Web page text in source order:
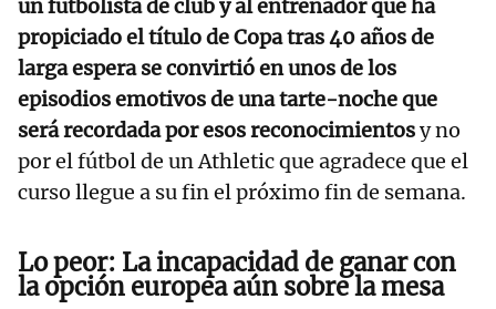
un futbolista de club y al entrenador que ha
propiciado el título de Copa tras 40 años de
larga espera se convirtió en unos de los
episodios emotivos de una tarte-noche que
será recordada por esos reconocimientosy no
por el fútbol de un Athletic que agradece que el
curso llegue a su fin el próximo fin de semana.
Lo peor: La incapacidad de ganar con
la opción europea aún sobre la mesa